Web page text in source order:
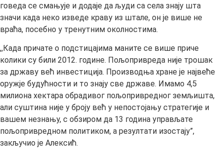
говеда се смањује и додаје да људи са села знају шта
значи када неко изведе краву из штале, он је више не
враћа, посебно у тренутним околностима.
,,Када причате о подстицајима маните се више приче
колики су били 2012. године. Пољопривреда није трошак
за државу већ инвестиција. Производња хране је највеће
оружје будућности и то знају све државе. Имамо 4,5
милиона хектара обрадивог пољопривредног земљишта,
али суштина није у броју већ у непостојању стратегије и
вашем незнању, с обзиром да 13 година управљате
пољопривредном политиком, а резултати изостају”,
закључио је Алексић.